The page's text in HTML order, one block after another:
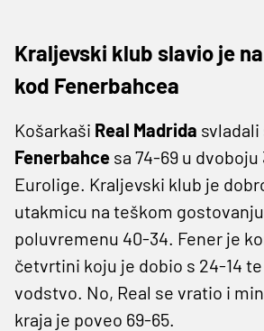
Kraljevski klub slavio je
kod Fenerbahcea
Košarkaši Real Madrida
Fenerbahce sa 74-69 u dvoboju
Eurolige. Kraljevski klub je
utakmicu na teškom
poluvremenu 40-34. Fener je
četvrtini koju je dobio s 24-14
vodstvo. No, Real se vratio i
kraja je poveo 69-65.